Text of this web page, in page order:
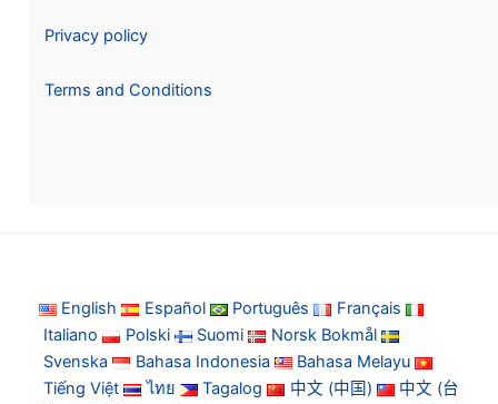
Privacy policy
Terms and Conditions
English Español Português
Français
Italiano
Polski Suomi
Norsk Bokmål
Svenska
Bahasa Indonesia
Bahasa Melayu
Tiếng Việt
ไทย Tagalog 中文 (中国)
中文 (台